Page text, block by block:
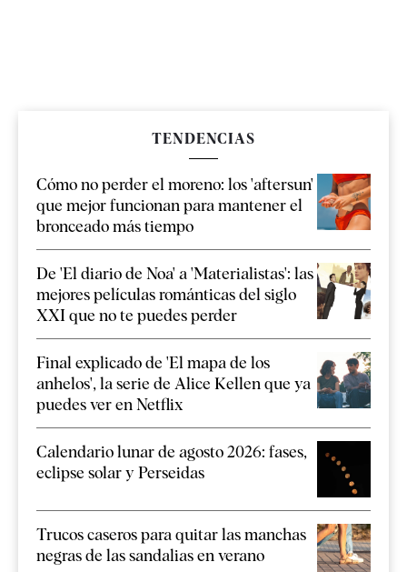
TENDENCIAS
Cómo no perder el moreno: los 'aftersun'
que mejor funcionan para mantener el
bronceado más tiempo
De 'El diario de Noa' a 'Materialistas': las
mejores películas románticas del siglo
XXI que no te puedes perder
Final explicado de 'El mapa de los
anhelos', la serie de Alice Kellen que ya
puedes ver en Netflix
Calendario lunar de agosto 2026: fases,
eclipse solar y Perseidas
Trucos caseros para quitar las manchas
negras de las sandalias en verano